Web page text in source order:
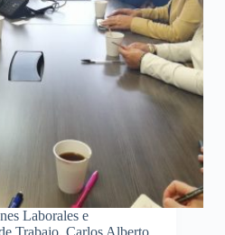
Laborales e
Trabajo, Carlos Alberto